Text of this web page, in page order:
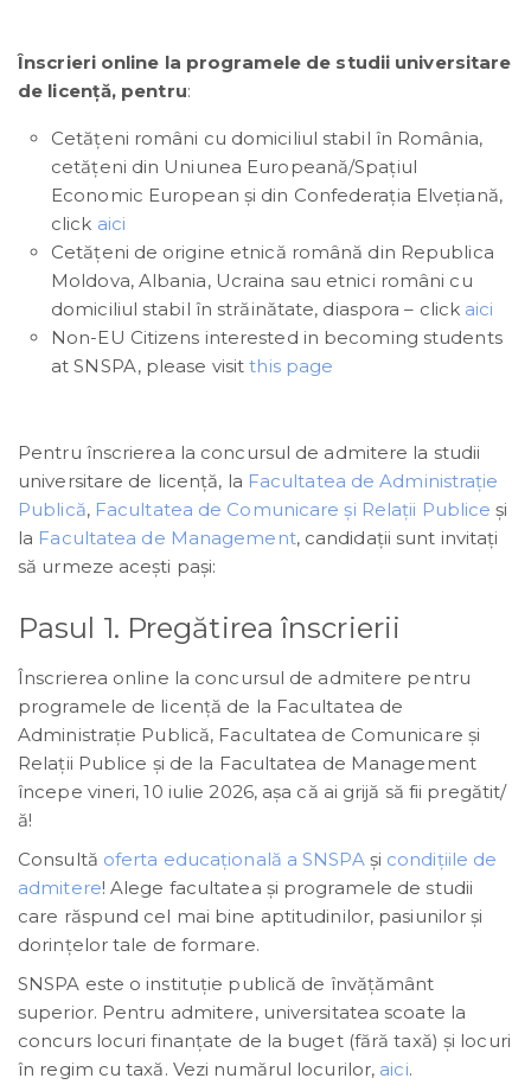
Înscrieri online la programele de studii universitare
de licență, pentru:
Cetățeni români cu domiciliul stabil în România,
cetățeni din Uniunea Europeană/Spațiul
Economic European și din Confederaţia Elveţiană,
click aici
Cetăţeni de origine etnică română din Republica
Moldova, Albania, Ucraina sau etnici români cu
domiciliul stabil în străinătate, diaspora – click aici
Non-EU Citizens interested in becoming students
at SNSPA, please visitthis page
Pentru înscrierea la concursul de admitere la studii
universitare de licență, la Facultatea de Administrație
Publică, Facultatea de Comunicare și Relații Publice și
la Facultatea de Management, candidații sunt invitați
să urmeze acești pași:
Pasul 1. Pregătirea înscrierii
Înscrierea online la concursul de admitere pentru
programele de licență de la Facultatea de
Administrație Publică, Facultatea de Comunicare și
Relații Publice și de la Facultatea de Management
începe vineri, 10 iulie 2026, așa că ai grijă să fii pregătit/
ă!
Consultă oferta educațională a SNSPAși condiţiile de
admitere! Alege facultatea și programele de studii
care răspund cel mai bine aptitudinilor, pasiunilor și
dorințelor tale de formare.
SNSPA este o instituţie publică de învăţământ
superior. Pentru admitere, universitatea scoate la
concurs locuri finanțate de la buget (fără taxă) și locuri
în regim cu taxă. Vezi numărul locurilor, aici.